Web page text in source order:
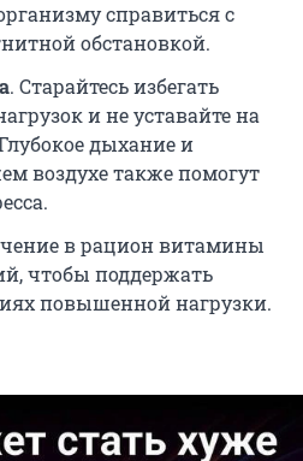
справиться с
обстановкой.
. Старайтесь избегать
и не уставайте на
дыхание и
воздухе также помогут
в рацион витамины
чтобы поддержать
повышенной нагрузки.